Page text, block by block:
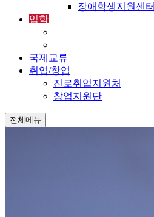
장애학생지원센터
입학
국제교류
취업/창업
진로취업지원처
창업지원단
전체메뉴